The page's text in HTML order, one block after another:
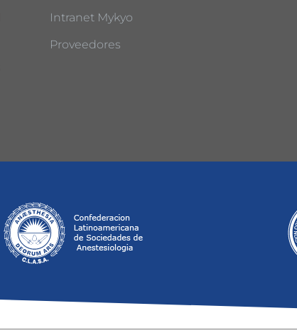
Intranet Mykyo
Proveedores